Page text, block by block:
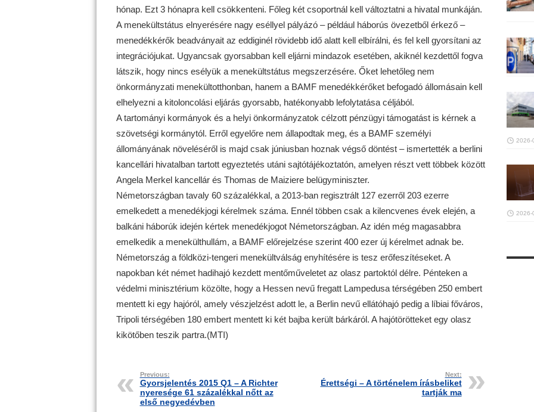
hónap. Ezt 3 hónapra kell csökkenteni. Főleg két csoportnál kell változtatni a hivatal munkáján.
A menekültstátus elnyerésére nagy eséllyel pályázó – például háborús övezetből érkező –
menedékkérők beadványait az eddiginél rövidebb idő alatt kell elbírálni, és fel kell gyorsítani az
integrációjukat. Ugyancsak gyorsabban kell eljárni mindazok esetében, akiknél kezdettől fogva
látszik, hogy nincs esélyük a menekültstátus megszerzésére. Őket lehetőleg nem
önkormányzati menekültotthonban, hanem a BAMF menedékkérőket befogadó állomásain kell
elhelyezni a kitoloncolási eljárás gyorsabb, hatékonyabb lefolytatása céljából.
A tartományi kormányok és a helyi önkormányzatok célzott pénzügyi támogatást is kérnek a
szövetségi kormánytól. Erről egyelőre nem állapodtak meg, és a BAMF személyi
állományának növeléséről is majd csak júniusban hoznak végső döntést – ismertették a berlini
kancellári hivatalban tartott egyeztetés utáni sajtótájékoztatón, amelyen részt vett többek között
Angela Merkel kancellár és Thomas de Maiziere belügyminiszter.
Németországban tavaly 60 százalékkal, a 2013-ban regisztrált 127 ezerről 203 ezerre
emelkedett a menedékjogi kérelmek száma. Ennél többen csak a kilencvenes évek elején, a
balkáni háborúk idején kértek menedékjogot Németországban. Az idén még magasabbra
emelkedik a menekülthullám, a BAMF előrejelzése szerint 400 ezer új kérelmet adnak be.
Németország a földközi-tengeri menekültválság enyhítésére is tesz erőfeszítéseket. A
napokban két német hadihajó kezdett mentőműveletet az olasz partoktól délre. Pénteken a
védelmi minisztérium közölte, hogy a Hessen nevű fregatt Lampedusa térségében 250 embert
mentett ki egy hajóról, amely vészjelzést adott le, a Berlin nevű ellátóhajó pedig a líbiai főváros,
Tripoli térségében 180 embert mentett ki két bajba került bárkáról. A hajótörötteket egy olasz
kikötőben teszik partra.(MTI)
Previous:
Gyorsjelentés 2015 Q1 – A Richter
nyeresége 61 százalékkal nőtt az
első negyedévben
Next:
Érettségi – A történelem írásbeliket
tartják ma
2026-
2026-